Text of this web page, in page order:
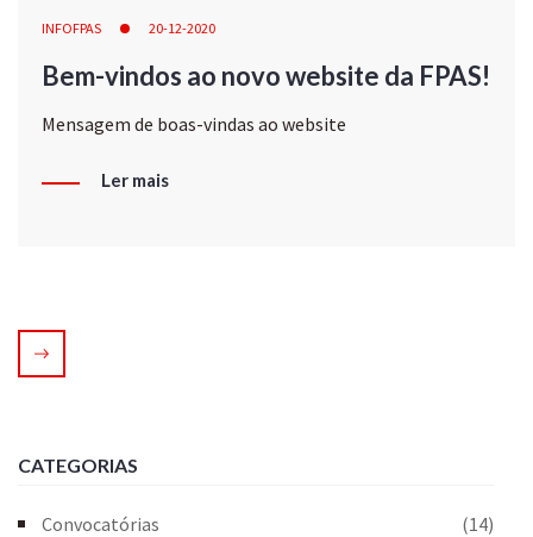
INFOFPAS 20-12-2020
Bem-vindos ao novo website da FPAS!
Mensagem de boas-vindas ao website
Ler mais
CATEGORIAS
Convocatórias
(14)